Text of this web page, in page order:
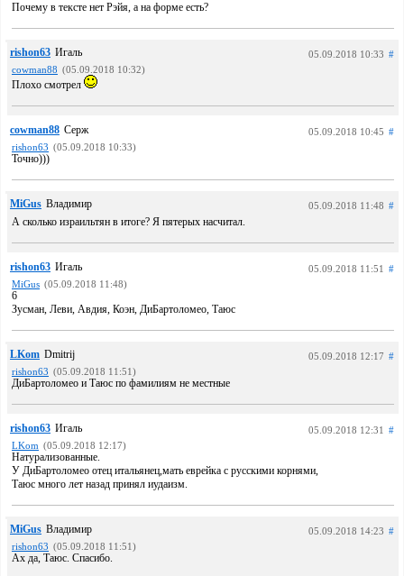
Почему в тексте нет Рэйя, а на форме есть?
rishon63 Игаль 05.09.2018 10:33 #
cowman88 (05.09.2018 10:32)
Плохо смотрел
cowman88 Серж 05.09.2018 10:45 #
rishon63 (05.09.2018 10:33)
Точно)))
MiGus Владимир 05.09.2018 11:48 #
А сколько израильтян в итоге? Я пятерых насчитал.
rishon63 Игаль 05.09.2018 11:51 #
MiGus (05.09.2018 11:48)
6
Зусман, Леви, Авдия, Коэн, ДиБартоломео, Таюс
LKom Dmitrij 05.09.2018 12:17 #
rishon63 (05.09.2018 11:51)
ДиБартоломео и Таюс по фамилиям не местные
rishon63 Игаль 05.09.2018 12:31 #
LKom (05.09.2018 12:17)
Натурализованные.
У ДиБартоломео отец итальянец,мать еврейка с русскими корнями,
Таюс много лет назад принял иудаизм.
MiGus Владимир 05.09.2018 14:23 #
rishon63 (05.09.2018 11:51)
Ах да, Таюс. Спасибо.